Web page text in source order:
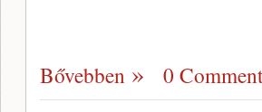
Bővebben 0